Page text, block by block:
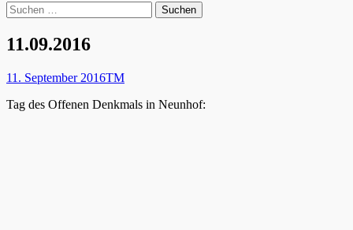
Suchen
Suche
nach:
11.09.2016
Posted
11. September 2016Autor
TM
Tag des Offenen Denkmals in Neunhof: